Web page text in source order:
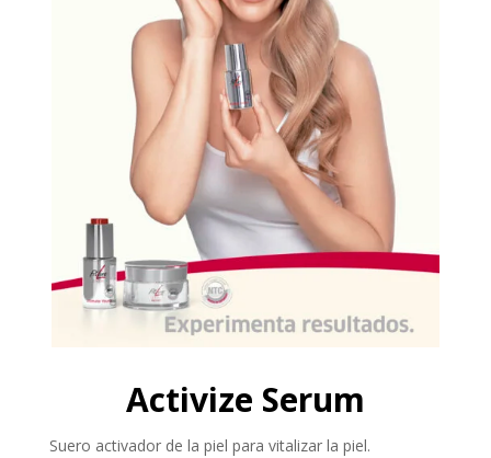
Activize Serum
Suero activador de la piel para vitalizar la piel.